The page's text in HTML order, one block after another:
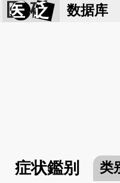
医 砭 数据库
症状鑑别 类